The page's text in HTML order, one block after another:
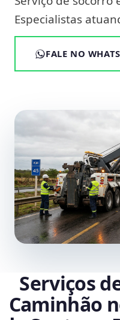
Especialistas
FALE NO
Serviços
Caminhão